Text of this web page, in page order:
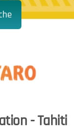
- Tahiti